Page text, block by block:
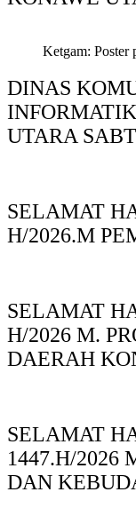
Ketgam: Poster
DINAS
UTARA
SELAMAT
H/2026.M
SELAMAT
H/2026 M.
DAERAH
SELAMAT
1447.H/2026
DAN